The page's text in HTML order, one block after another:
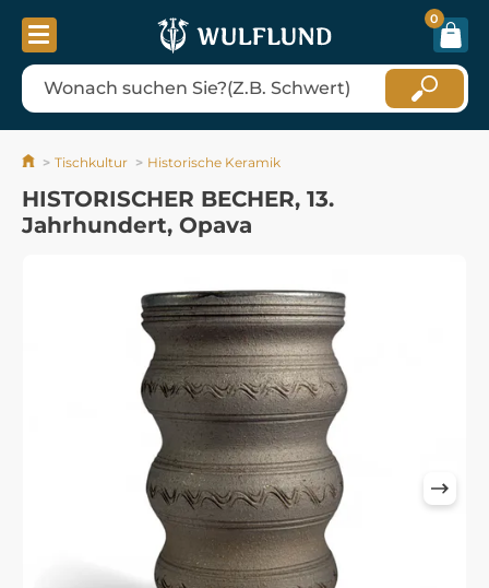
0
Tischkultur Historische Keramik
HISTORISCHER BECHER, 13.
Jahrhundert, Opava